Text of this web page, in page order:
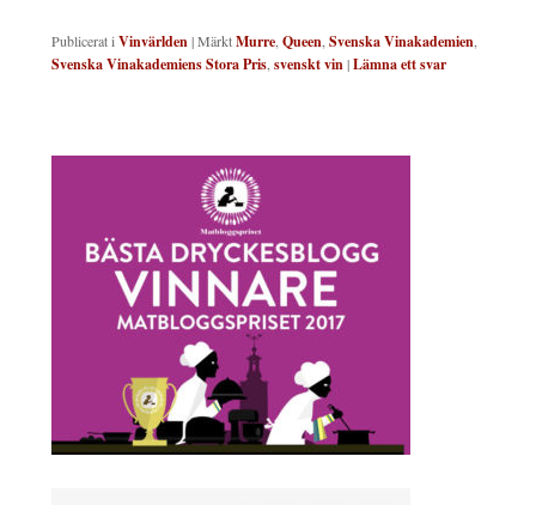
Publicerat i Vinvärlden|MärktMurre Queen Svenska Vinakademien
Svenska Vinakademiens Stora Pris svenskt vin|Lämna ett svar